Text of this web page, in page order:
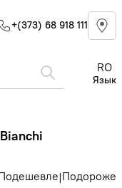
+(373) 68 918 111
RO
Язык
|Подороже